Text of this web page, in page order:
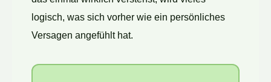
logisch, was sich vorher wie ein persönliches
Versagen angefühlt hat.